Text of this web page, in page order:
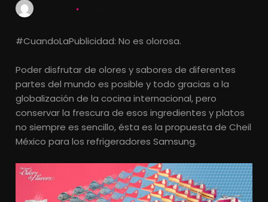
#CuandoLaPublicidad: No es olorosa.
Poder disfrutar de olores y sabores de diferentes
partes del mundo es posible y todo gracias a la
globalización de la cocina internacional, pero
conservar la frescura de esos ingredientes y platos
no siempre es sencillo, ésta es la propuesta de Cheil
México para los refrigeradores Samsung.